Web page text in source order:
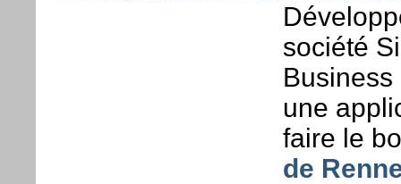
société
une
faire le
de